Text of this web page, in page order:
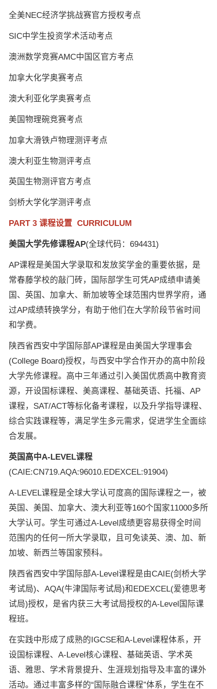
全美NEC经济学挑战赛官方授权考点
SIC中学生投资学术活动考点
澳洲数学竞赛AMC中国区官方考点
加拿大化学奥赛考点
澳大利亚化学奥赛考点
美国物理碗竞赛考点
加拿大滑铁卢物理测评考点
澳大利亚生物测评考点
英国生物测评官方考点
剑桥大学化学测评考点
PART 3 课程设置 CURRICULUM
美国大学先修课程AP(全球代码：694431)
AP课程是美国大学录取和发放奖学金的重要依据，是
常春藤学校的敲门砖，国际部学生可凭AP成绩申请美
国、英国、加拿大、新加坡等全球范围内世界学府，通
过AP成绩转换学分，有助于他们在大学阶段节省时间
和学费。
陕西省西安中学国际部AP课程是由美国大学理事会
(College Board)授权，与西安中学合作开办的高中阶段
大学先修课程。高中三年通过引入美国优质高中教育资
源，开设国标课程、美高课程、基础英语、托福、AP
课程，SAT/ACT等标化备考课程，以及升学指导课程、
综合实践课程等，满足学生多元需求，促进学生全面综
合发展。
英国高中A-LEVEL课程
(CAIE:CN719.AQA:96010.EDEXCEL:91904)
A-LEVEL课程是全球大学认可度高的国际课程之一，被
英国、美国、加拿大、澳大利亚等160个国家11000多所
大学认可。学生可通过A-Level成绩更容易获得全时间
范围内的任何一所大学录取，且可免读英、澳、加、新
加坡、新西兰等国家预科。
陕西省西安中学国际部A-Level课程是由CAIE(剑桥大学
考试局)、AQA(牛津国际考试局)和EDEXCEL(爱德思考
试局)授权，是省内获三大考试局授权的A-Level国际课
程班。
在实践中形成了成熟的IGCSE和A-Level课程体系，开
设国标课程、A-Level核心课程、基础英语、学术英
语、雅思、学术背景提升、生涯规划指导及丰富的课外
活动。通过丰富多样的“国际融合课程”体系，学生在不